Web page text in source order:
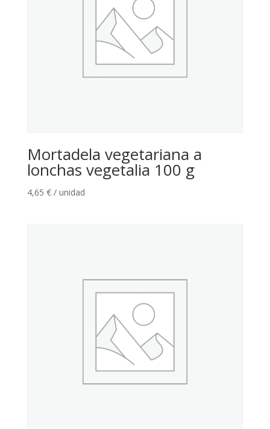
Mortadela vegetariana a
lonchas vegetalia 100 g
4,65 € / unidad